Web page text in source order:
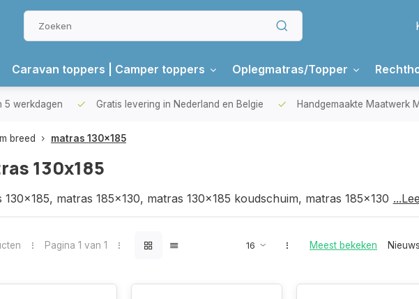
Caravan toppers | Camper toppers Oplegmatras/Topper
Gratis levering in Nederland en Belgie Handgemaakte Maatwerk
breed matras 130x185
130x185
130x185, matras 185x130, matras 130x185 koudschuim, matras 185x130
Pagina 1 van 1 Meest bekeken